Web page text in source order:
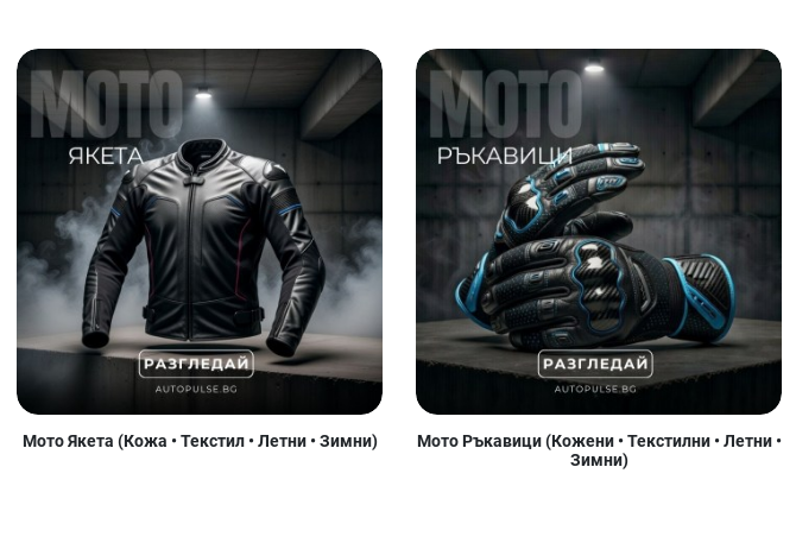
Мото Якета (Кожа • Текстил • Летни • Зимни)
Мото Ръкавици (Кожени • Текстилни • Летни •
Зимни)